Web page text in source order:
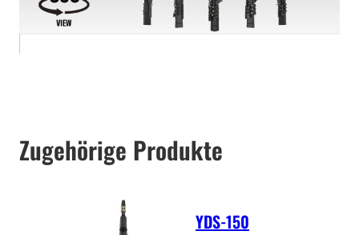
Zugehörige Produkte
YDS-150